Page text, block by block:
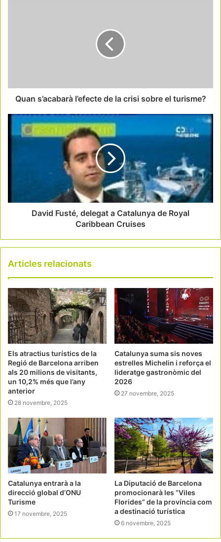
Quan s’acabarà l’efecte de la crisi sobre el turisme?
David Fusté, delegat a Catalunya de Royal
Caribbean Cruises
Articles relacionats
Els atractius turístics de la
Regió de Barcelona arriben
als 20 milions de visitants,
un 10,2% més que l’any
anterior
28 novembre, 2025
Catalunya suma sis noves
estrelles Michelin i reforça el
lideratge gastronòmic del
2026
27 novembre, 2025
Catalunya entrarà a la
direcció global d’ONU
Turisme
17 novembre, 2025
La Diputació de Barcelona
promocionarà les “Viles
Florides” de la província com
a destinació turística
6 novembre, 2025